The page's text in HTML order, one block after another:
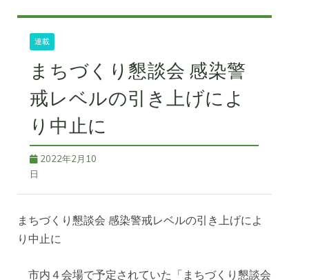
連載
まちづくり懇談会 感染警
戒レベルの引き上げによ
り中止に
2022年2月10
日
まちづくり懇談会 感染警戒レベルの引き上げによ
り中止に
市内４会場で予定されていた「まちづくり懇談会